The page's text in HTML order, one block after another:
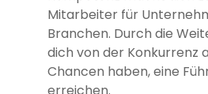
Mitarbeiter für
Branchen. Durch die
dich von der Konkurrenz
Chancen haben, eine
erreichen.